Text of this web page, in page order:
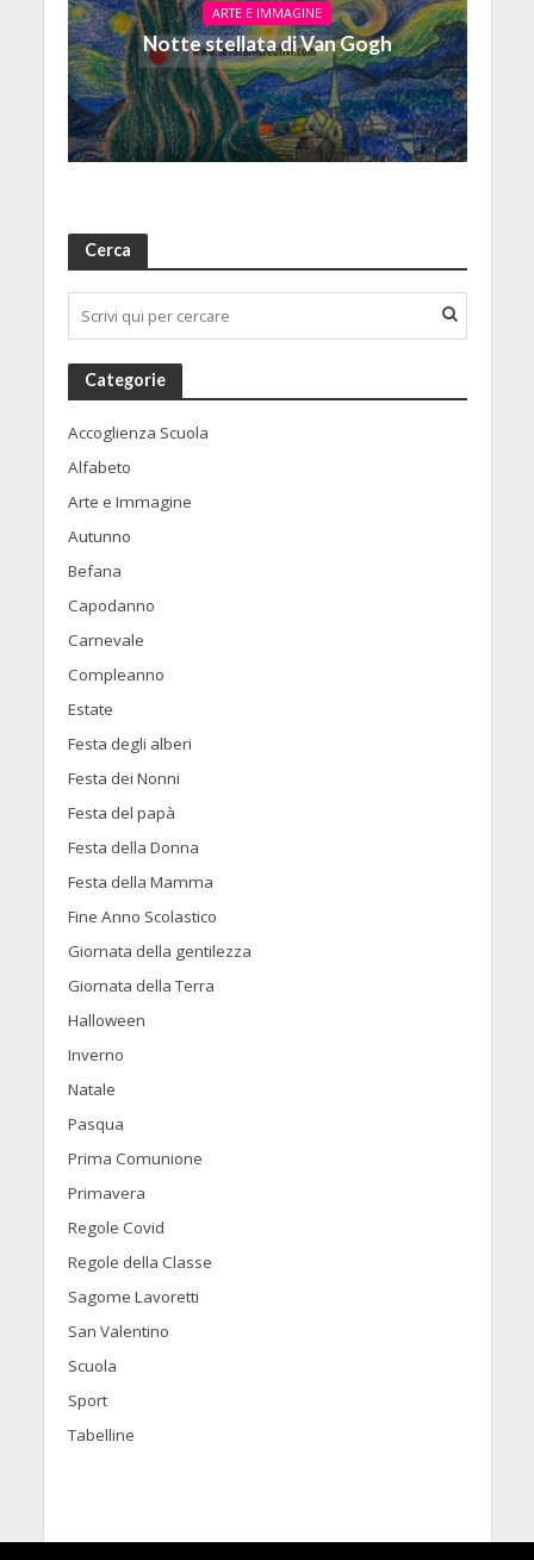
ARTE E IMMAGINE
Notte stellata di Van Gogh
Cerca
Categorie
Accoglienza Scuola
Alfabeto
Arte e Immagine
Autunno
Befana
Capodanno
Carnevale
Compleanno
Estate
Festa degli alberi
Festa dei Nonni
Festa del papà
Festa della Donna
Festa della Mamma
Fine Anno Scolastico
Giornata della gentilezza
Giornata della Terra
Halloween
Inverno
Natale
Pasqua
Prima Comunione
Primavera
Regole Covid
Regole della Classe
Sagome Lavoretti
San Valentino
Scuola
Sport
Tabelline